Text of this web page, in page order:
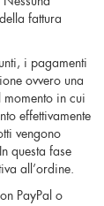
fattura
i pagamenti
ovvero una
momento in cui
effettivamente
vengono
questa fase
all’ordine.
PayPal o